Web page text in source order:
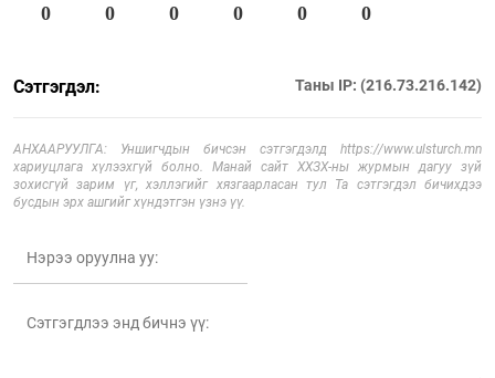
0 0 0 0 0 0
Сэтгэгдэл: Таны IP: (216.73.216.142)
АНХААРУУЛГА: Уншигчдын бичсэн сэтгэгдэлд https://www.ulsturch.mn
хариуцлага хүлээхгүй болно. Манай сайт ХХЗХ-ны журмын дагуу зүй
зохисгүй зарим үг, хэллэгийг хязгаарласан тул Та сэтгэгдэл бичихдээ
бусдын эрх ашгийг хүндэтгэн үзнэ үү.